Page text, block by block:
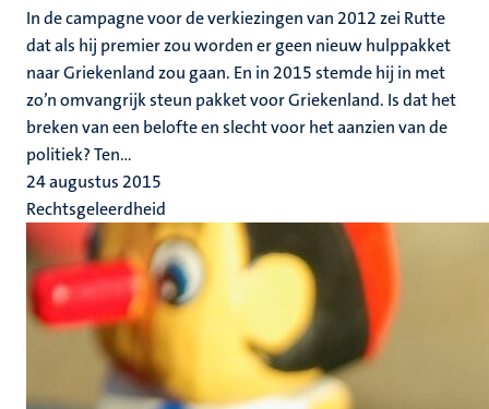
In de campagne voor de verkiezingen van 2012 zei Rutte
dat als hij premier zou worden er geen nieuw hulppakket
naar Griekenland zou gaan. En in 2015 stemde hij in met
zo’n omvangrijk steun pakket voor Griekenland. Is dat het
breken van een belofte en slecht voor het aanzien van de
politiek? Ten...
24 augustus 2015
Rechtsgeleerdheid